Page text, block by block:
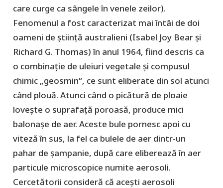
care curge ca sângele în venele zeilor).
Fenomenul a fost caracterizat mai întâi de doi
oameni de știință australieni (Isabel Joy Bear și
Richard G. Thomas) în anul 1964, fiind descris ca
o combinație de uleiuri vegetale și compusul
chimic „geosmin“, ce sunt eliberate din sol atunci
când plouă. Atunci când o picătură de ploaie
lovește o suprafață poroasă, produce mici
balonașe de aer. Aceste bule pornesc apoi cu
viteză în sus, la fel ca bulele de aer dintr-un
pahar de șampanie, după care eliberează în aer
particule microscopice numite aerosoli.
Cercetătorii consideră că acești aerosoli